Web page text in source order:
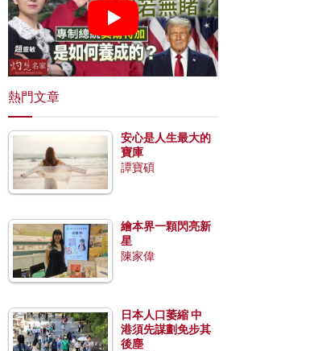
熱門文章
安心是人生最大的
寶庫
譚寶碩
繪本界一顆閃亮新
星
陳家偉
日本人口萎縮 中
港須先謀劃免步其
後塵